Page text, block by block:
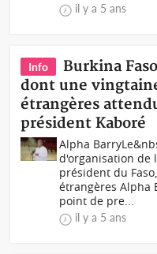
il y a 5 ans
Info
Burkina
dont une
étrangères
président Kaboré
Alpha
d'organisation de
président du
étrangères Alpha
point de pre...
il y a 5 ans